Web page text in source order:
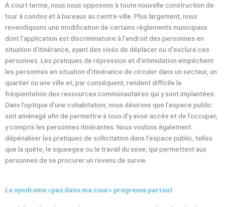
À court terme, nous nous opposons à toute nouvelle construction de
tour à condos et à bureaux au centre-ville. Plus largement, nous
revendiquons une modification de certains règlements municipaux
dont l’application est discriminatoire à l’endroit des personnes en
situation d’itinérance, ayant des visés de déplacer ou d’exclure ces
personnes. Les pratiques de répression et d’intimidation empêchent
les personnes en situation d’itinérance de circuler dans un secteur, un
quartier ou une ville et, par conséquent, rendent difficile la
fréquentation des ressources communautaires qui y sont implantées.
Dans l’optique d’une cohabitation, nous désirons que l’espace public
soit aménagé afin de permettre à tous d’y avoir accès et de l’occuper,
y compris les personnes itinérantes. Nous voulons également
dépénaliser les pratiques de sollicitation dans l’espace public, telles
que la quête, le squeegee ou le travail du sexe, qui permettent aux
personnes de se procurer un revenu de survie.
Le syndrome «pas dans ma cour» progresse partout